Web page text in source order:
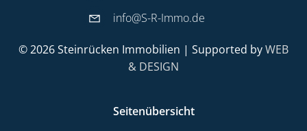
info@S-R-Immo.de
© 2026 Steinrücken Immobilien | Supported byWEB
& DESIGN
Seitenübersicht